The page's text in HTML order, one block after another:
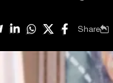
Share